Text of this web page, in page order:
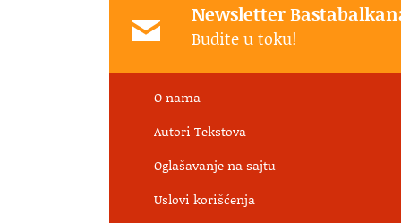
Newsletter
Budite u toku!
O nama
Autori Tekstova
Oglašavanje na sajtu
Uslovi korišćenja